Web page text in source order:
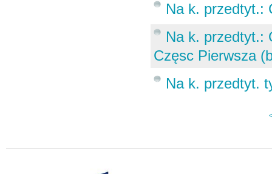
Na k. przedtyt.:
Na k. przedtyt.:
Częsc Pierwsza
Na k. przedtyt.